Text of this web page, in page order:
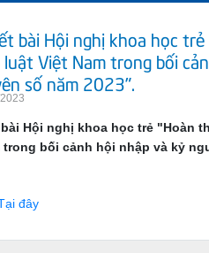
bài Hội nghị khoa học
Việt Nam trong bối
số năm 2023".
Hội nghị khoa học trẻ "Hoàn
trong bối cảnh hội nhập và kỷ
đây